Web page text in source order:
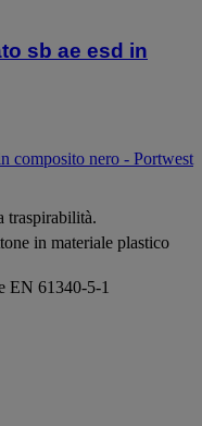
sb ae esd in
composito nero - Portwest
traspirabilità.
in materiale plastico
EN 61340-5-1